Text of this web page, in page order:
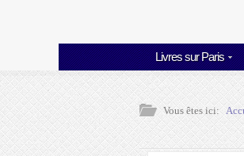
Livres sur Paris
Vous êtes ici: